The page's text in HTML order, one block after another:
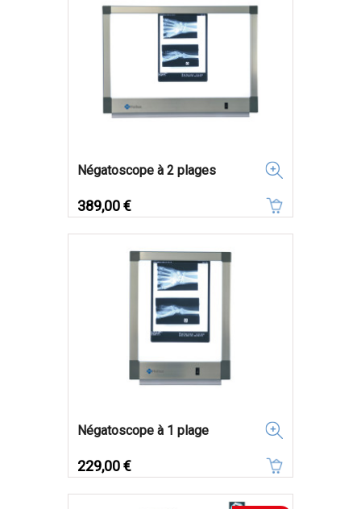
Négatoscope à 2 plages
Prix
389,00 €
Négatoscope à 1 plage
Prix
229,00 €